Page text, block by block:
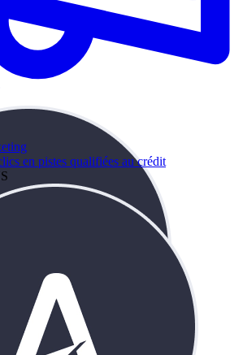
en pistes qualifiées au crédit